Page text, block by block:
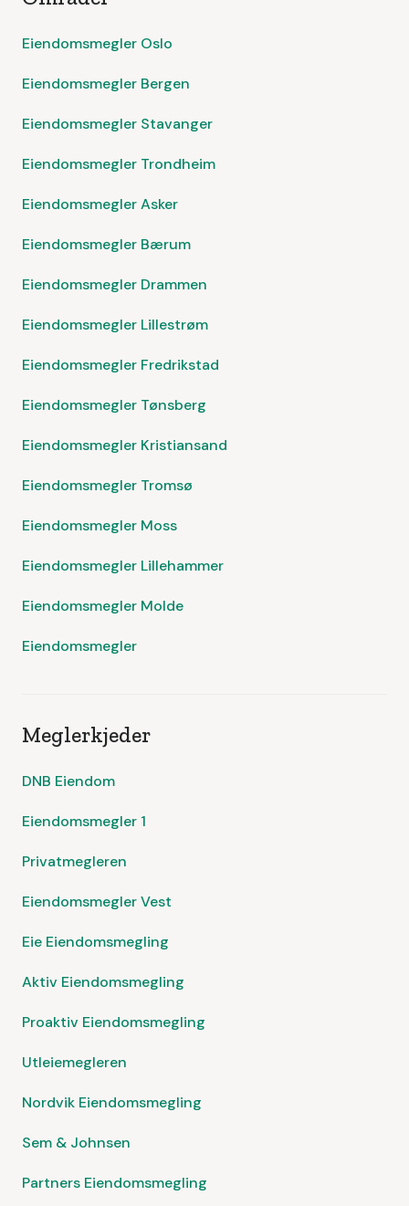
Eiendomsmegler Oslo
Eiendomsmegler Bergen
Eiendomsmegler Stavanger
Eiendomsmegler Trondheim
Eiendomsmegler Asker
Eiendomsmegler Bærum
Eiendomsmegler Drammen
Eiendomsmegler Lillestrøm
Eiendomsmegler Fredrikstad
Eiendomsmegler Tønsberg
Eiendomsmegler Kristiansand
Eiendomsmegler Tromsø
Eiendomsmegler Moss
Eiendomsmegler Lillehammer
Eiendomsmegler Molde
Eiendomsmegler
Meglerkjeder
DNB Eiendom
Eiendomsmegler 1
Privatmegleren
Eiendomsmegler Vest
Eie Eiendomsmegling
Aktiv Eiendomsmegling
Proaktiv Eiendomsmegling
Utleiemegleren
Nordvik Eiendomsmegling
Sem & Johnsen
Partners Eiendomsmegling